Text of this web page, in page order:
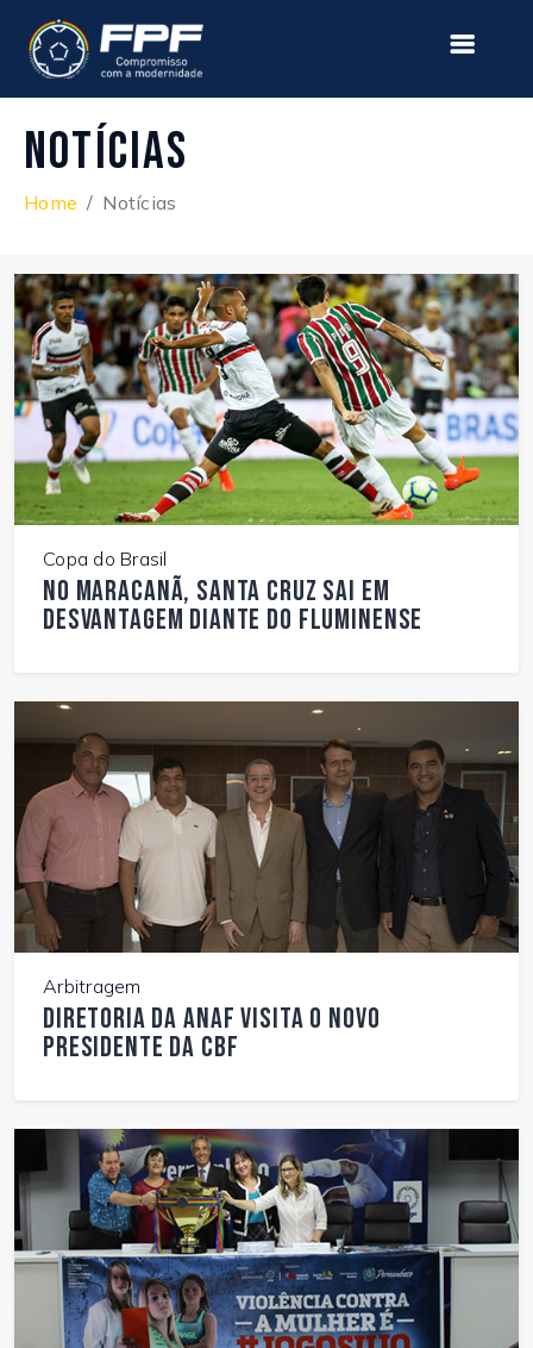
Notícias
Home Notícias
Copa do Brasil
No Maracanã, Santa Cruz sai em
desvantagem diante do Fluminense
Arbitragem
Diretoria da Anaf visita o novo
presidente da CBF